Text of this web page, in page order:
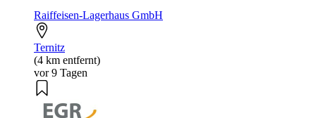
Raiffeisen-Lagerhaus GmbH
Ternitz
(4 km entfernt)
vor 9 Tagen